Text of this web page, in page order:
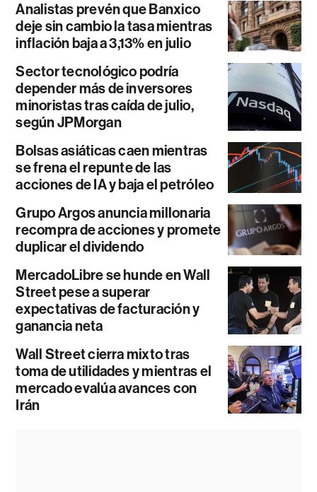
Analistas prevén que Banxico
deje sin cambio la tasa mientras
inflación baja a 3,13% en julio
Sector tecnológico podría
depender más de inversores
minoristas tras caída de julio,
según JPMorgan
Bolsas asiáticas caen mientras
se frena el repunte de las
acciones de IA y baja el petróleo
Grupo Argos anuncia millonaria
recompra de acciones y promete
duplicar el dividendo
MercadoLibre se hunde en Wall
Street pese a superar
expectativas de facturación y
ganancia neta
Wall Street cierra mixto tras
toma de utilidades y mientras el
mercado evalúa avances con
Irán